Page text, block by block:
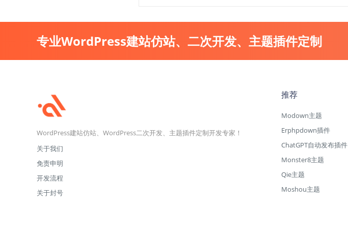
专业WordPress建站仿站、二次开发、主题插件定制
WordPress建站仿站、WordPress二次开发、主题插件定制开发专家！
关于我们
免责申明
开发流程
关于封号
推荐
Modown主题
Erphpdown插件
ChatGPT自动发布插件
Monster8主题
Qie主题
Moshou主题